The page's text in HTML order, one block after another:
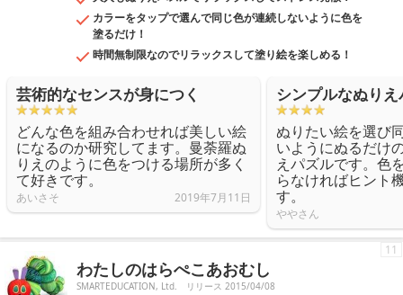
カラーをタップで選んで同じ色が連続しないように色を
塗るだけ！
時間無制限なのでリラックスして塗り絵を楽しめる！
芸術的なセンスが身につく
どんな色を組み合わせれば美しい絵
になるのか研究してます。曼荼羅ぬ
りえのように色をつける場所が多く
て好きです。
あいさそ 2019年7月11日
シンプルなぬり
ぬりたい絵を選び
いようにぬるだけ
えパズルです。色
らなければヒント
す。
ややさん
わたしのはらぺこあおむし
SMARTEDUCATION, Ltd. リリース 2015/04/08
11